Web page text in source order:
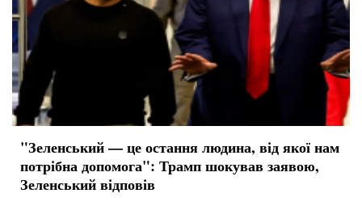
"Зеленський — це остання людина, від якої нам
потрібна допомога": Трамп шокував заявою,
Зеленський відповів